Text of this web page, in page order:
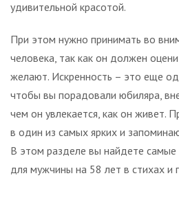
удивительной красотой.
При этом нужно принимать во
человека, так как он должен
желают. Искренность – это еще
чтобы вы порадовали юбиляра,
чем он увлекается, как он живет.
в один из самых ярких и
В этом разделе вы найдете самые
для мужчины на 58 лет в стихах и